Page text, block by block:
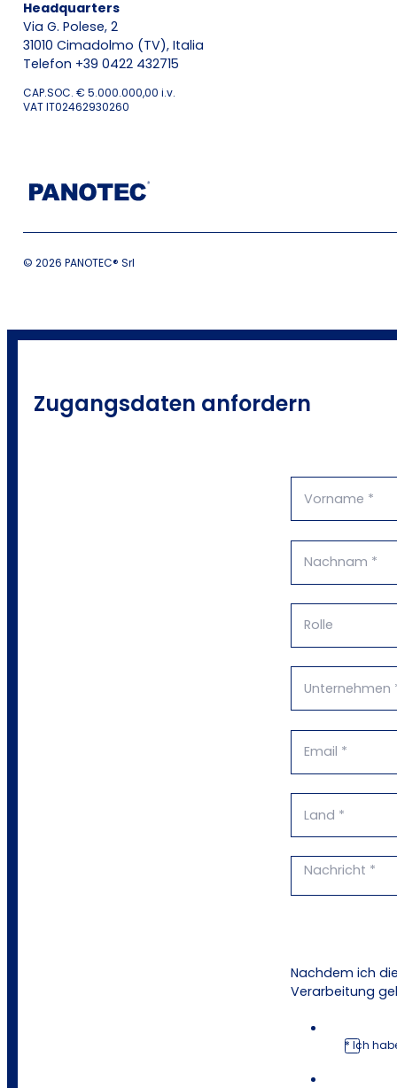
Headquarters
Via G. Polese, 2
31010 Cimadolmo (TV), Italia
Telefon +39 0422 432715
CAP.SOC. € 5.000.000,00 i.v.
VAT IT02462930260
© 2026 PANOTEC® Srl
Zugangsdaten anfordern
Nachdem ich
Verarbeitung
* Ich